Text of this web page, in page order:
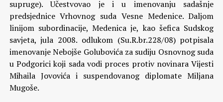
supruge). Učestvovao je i u imenovanju sadašnje
predsjednice Vrhovnog suda Vesne Medenice. Daljom
linijom subordinacije, Medenica je, kao šefica Sudskog
savjeta, jula 2008. odlukom (Su.R.br.228/08) potpisala
imenovanje Nebojše Golubovića za sudiju Osnovnog suda
u Podgorici koji sada vodi proces protiv novinara Vijesti
Mihaila Jovovića i suspendovanog diplomate Miljana
Mugoše.